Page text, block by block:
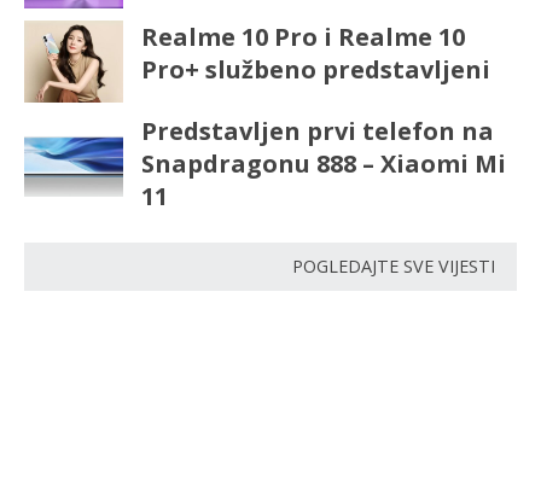
Realme 10 Pro i Realme 10
Pro+ službeno predstavljeni
Predstavljen prvi telefon na
Snapdragonu 888 – Xiaomi Mi
11
POGLEDAJTE SVE VIJESTI